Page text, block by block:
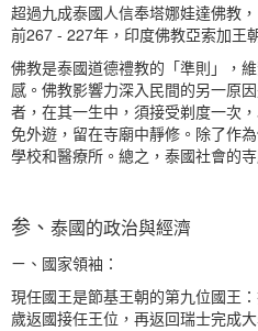
超過九成泰國人信奉塔娜娃達佛教
前267 - 227年，印度佛教亞索加王
佛教是泰國道德禮教的「準則」，
感。佛教影響力深入民間的另一原
者，在其一生中，須接受剃度一次
免外遊，留在寺廟中靜修。除了作
學校和醫療所。總之，泰國社會的
参、 泰國的政治與經濟
ㄧ、國家領袖：
現任國王是節基王朝的第九位國王
歲返國接任王位，再返回瑞士完成大